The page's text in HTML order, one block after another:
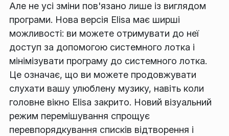
Але не усі зміни пов'язано лише із виглядом
програми. Нова версія Elisa має ширші
можливості: ви можете отримувати до неї
доступ за допомогою системного лотка і
мінімізувати програму до системного лотка.
Це означає, що ви можете продовжувати
слухати вашу улюблену музику, навіть коли
головне вікно Elisa закрито. Новий візуальний
режим перемішування спрощує
перевпорядкування списків відтворення і